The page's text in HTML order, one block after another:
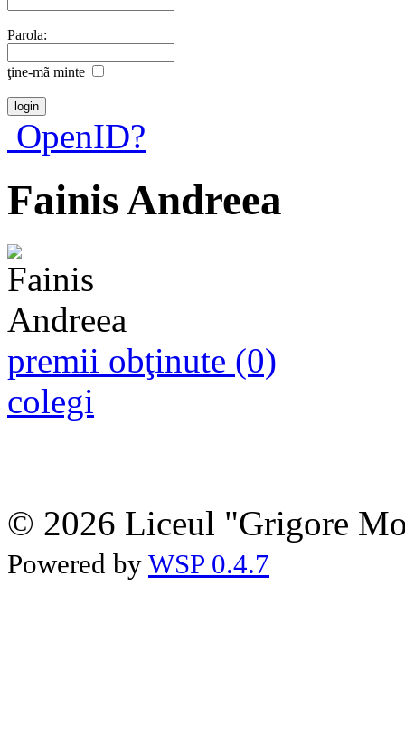
Parola:
ţine-mã minte
OpenID?
Fainis Andreea
premii obţinute (0)
colegi
© 2026 Liceul "Grigore
Powered by WSP 0.4.7